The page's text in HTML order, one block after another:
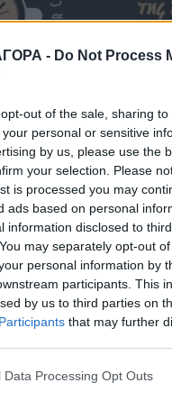
- Do Not Process
out of the sale, sharing
personal or sensitive
by us, please use the
your selection. Please
is processed you may
ads based on personal
information disclosed to
may separately opt-out
personal information by
participants. This
by us to third parties on
that may further
Data Processing Opt Outs